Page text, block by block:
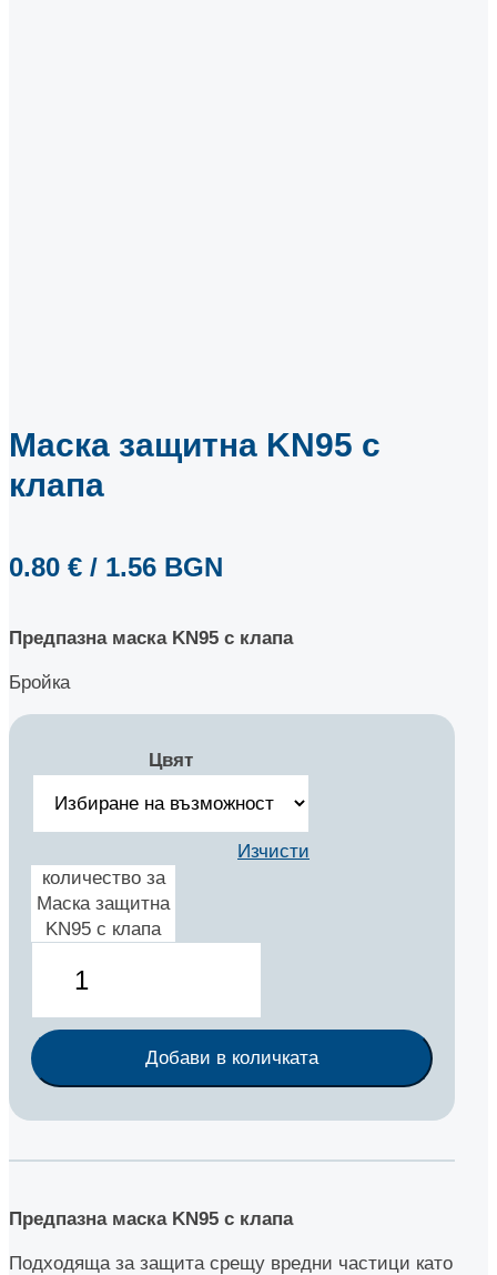
Маска защитна KN95 с
клапа
0.80 € / 1.56 BGN
Предпазна маска KN95 с клапа
Бройка
Цвят
Изчисти
количество за
Маска защитна
KN95 с клапа
Добави в количката
Предпазна маска KN95 с клапа
Подходяща за защита срещу вредни частици като